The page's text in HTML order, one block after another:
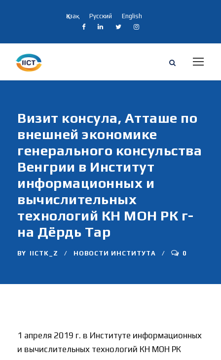
Қазақ Русский English
Визит консула, Атташе по
внешней экономике
генерального консульства
Венгрии в Институт
информационных и
вычислительных
технологий КН МОН РК г-
на Дёрдь Тар
BY IICTK_Z НОВОСТИ ИНСТИТУТА 0
1 апреля 2019 г. в Институте информационных
и вычислительных технологий КН МОН РК